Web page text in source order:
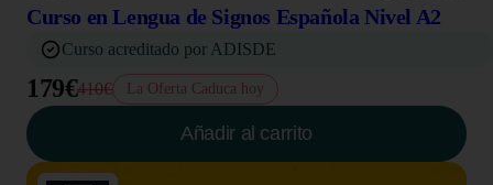
Curso en Lengua de Signos Española Nivel A2
Curso acreditado por ADISDE
179€410€ La Oferta Caduca hoy
Añadir al carrito